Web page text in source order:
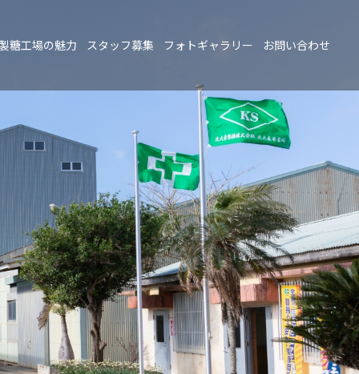
糖工場の魅力 スタッフ募集 フォトギャラリー お問い合わせ